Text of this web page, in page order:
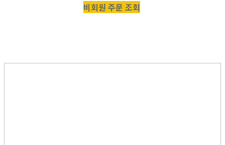
비회원 주문 조회